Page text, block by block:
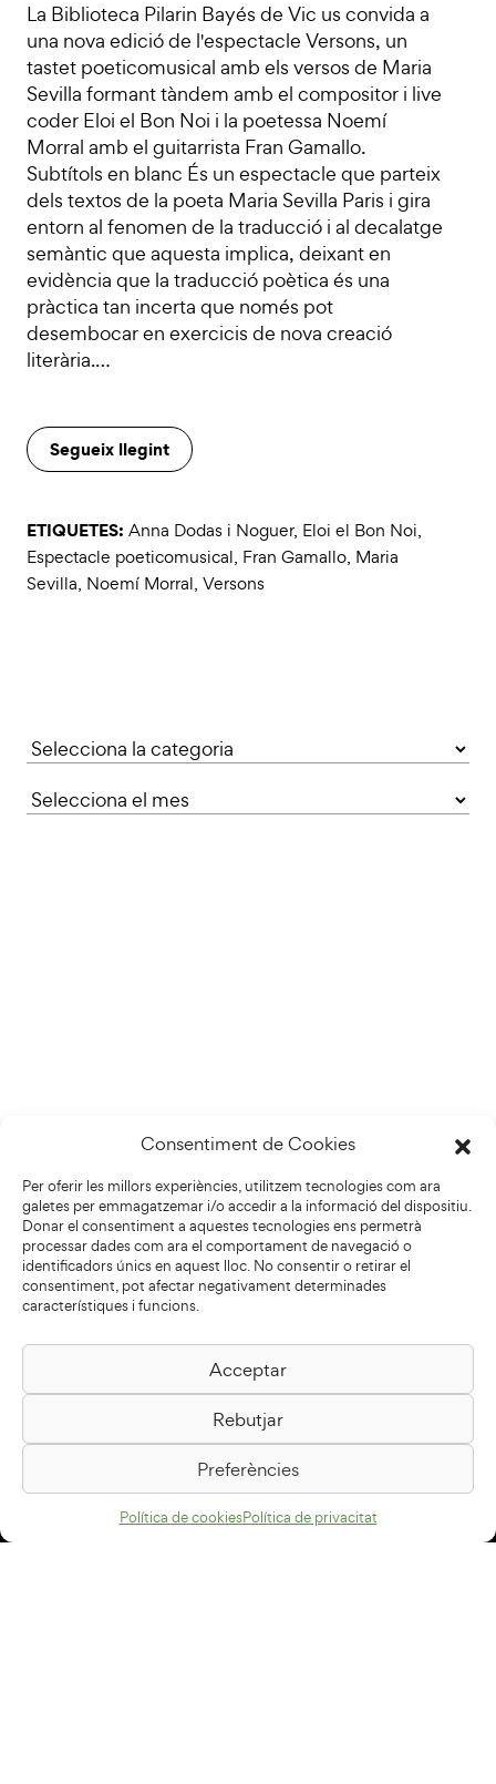
Consentiment de Cookies
Per oferir les millors experiències, utilitzem tecnologies com ara
galetes per emmagatzemar i/o accedir a la informació del dispositiu.
Donar el consentiment a aquestes tecnologies ens permetrà
processar dades com ara el comportament de navegació o
identificadors únics en aquest lloc. No consentir o retirar el
consentiment, pot afectar negativament determinades
característiques i funcions.
Acceptar
Rebutjar
Preferències
Política de cookiesPolítica de privacitat
La Biblioteca Pilarin Bayés de Vic us convida a
una nova edició de l'espectacle Versons, un
tastet poeticomusical amb els versos de Maria
Sevilla formant tàndem amb el compositor i live
coder Eloi el Bon Noi i la poetessa Noemí
Morral amb el guitarrista Fran Gamallo.
Subtítols en blanc És un espectacle que parteix
dels textos de la poeta Maria Sevilla Paris i gira
entorn al fenomen de la traducció i al decalatge
semàntic que aquesta implica, deixant en
evidència que la traducció poètica és una
pràctica tan incerta que només pot
desembocar en exercicis de nova creació
literària.…
Segueix llegint
ETIQUETES: Anna Dodas i Noguer, Eloi el Bon Noi,
Espectacle poeticomusical, Fran Gamallo, Maria
Sevilla, Noemí Morral, Versons
Categories
Biblioteca Pilarin Bayés
Passeig de la Generalitat, 1
08500 Vic